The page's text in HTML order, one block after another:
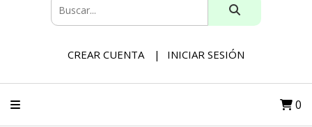
CREAR CUENTA INICIAR SESIÓN
0